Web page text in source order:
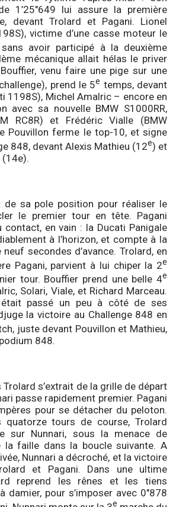
1’25″649 lui assure la première
devant Trolard et Pagani. Lionel
victime d’une casse moteur le
sans avoir participé à la deuxième
mécanique allait hélas le priver
venu faire une pige sur une
prend le 5e temps, devant
1198S), Michel Amalric – encore en
avec sa nouvelle BMW S1000RR,
RC8R) et Frédéric Vialle (BMW
Pouvillon ferme le top-10, et signe
848, devant Alexis Mathieu (12e) et
de sa pole position pour réaliser le
le premier tour en tête. Pagani
en vain : la Ducati Panigale
à l’horizon, et compte à la
secondes d’avance. Trolard, en
Pagani, parvient à lui chiper la 2e
tour. Bouffier prend une belle 4e
Solari, Viale, et Richard Marceau.
était passé un peu à côté de ses
la victoire au Challenge 848 en
juste devant Pouvillon et Mathieu,
848.
s’extrait de la grille de départ
passe rapidement premier. Pagani
pour se détacher du peloton.
quatorze tours de course, Trolard
sur Nunnari, sous la menace de
la faille dans la boucle suivante. A
Nunnari a décroché, et la victoire
et Pagani. Dans une ultime
reprend les rênes et les tiens
damier, pour s’imposer avec 0″878
e